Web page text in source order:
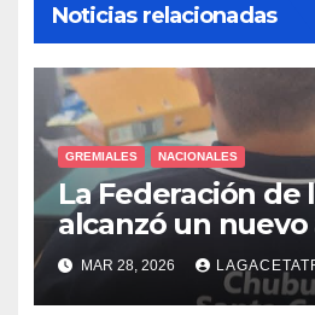
Noticias relacionadas
GREMIALES NACIONALES
La Federación de
alcanzó un
salarial para la
MAR 28, 2026